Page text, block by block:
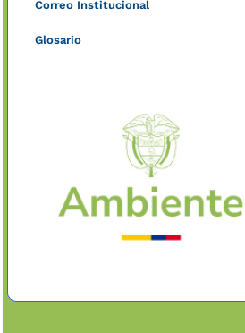
Correo Institucional
Glosario